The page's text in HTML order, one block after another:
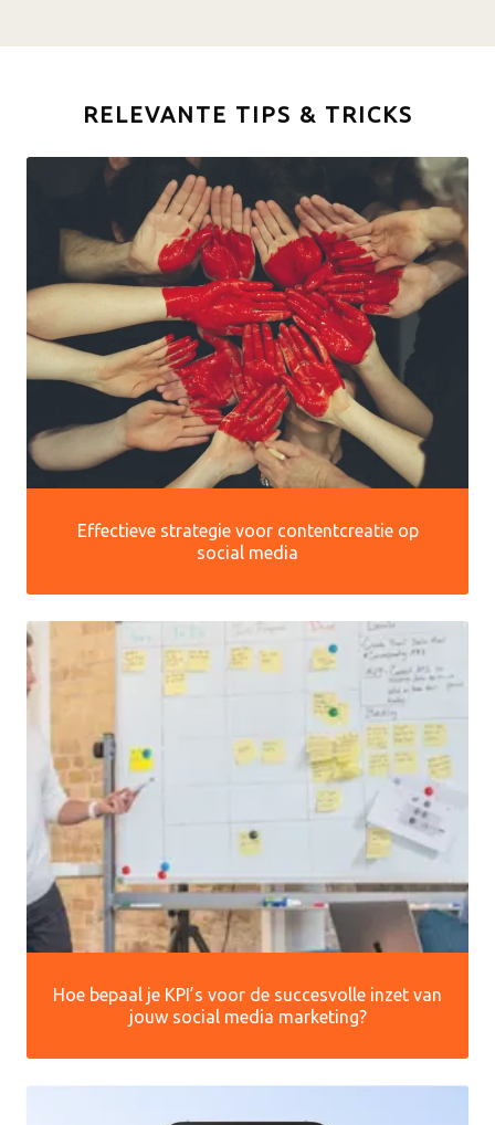
RELEVANTE TIPS & TRICKS
Effectieve strategie voor contentcreatie op
social media
Hoe bepaal je KPI’s voor de succesvolle inzet van
jouw social media marketing?